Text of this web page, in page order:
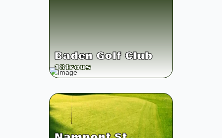
Baden Golf Club
18trous